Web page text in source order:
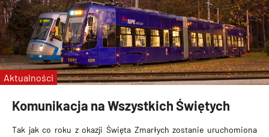
Komunikacja na Wszystkich Świętych
Tak jak co roku z okazji Święta Zmarłych zostanie uruchomiona
Aktualności